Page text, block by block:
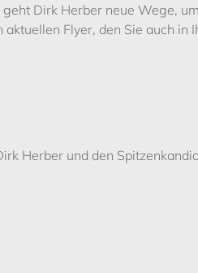
Dirk Herber neue Wege,
aktuellen Flyer, den Sie auch
Herber und den